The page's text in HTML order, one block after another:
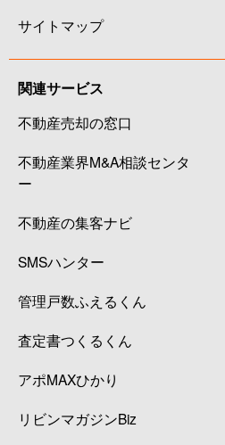
サイトマップ
関連サービス
不動産売却の窓口
不動産業界M&A相談センタ
ー
不動産の集客ナビ
SMSハンター
管理戸数ふえるくん
査定書つくるくん
アポMAXひかり
リビンマガジンBiz